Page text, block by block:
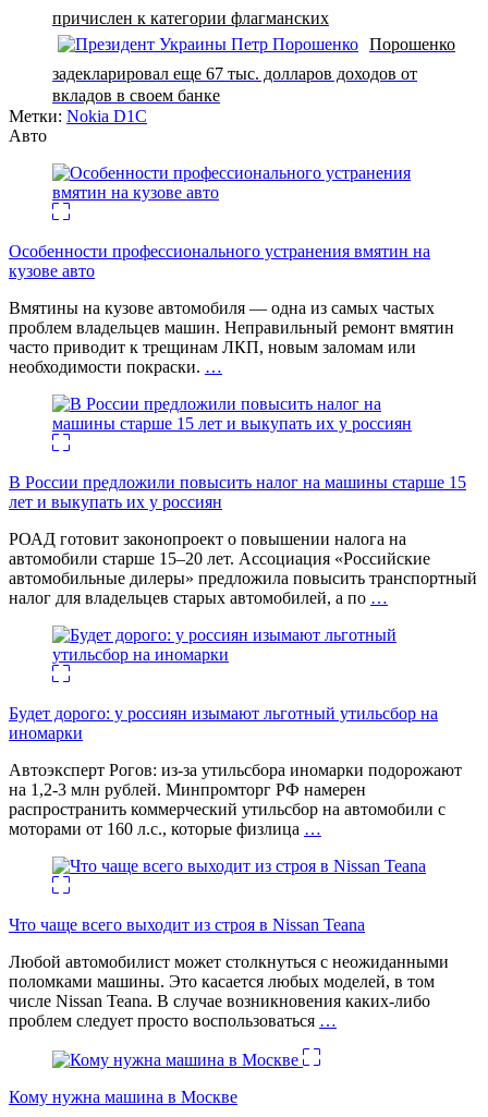
причислен к категории флагманских
Порошенко
задекларировал еще 67 тыс. долларов доходов от
вкладов в своем банке
Метки: Nokia D1C
Авто
Особенности профессионального устранения вмятин на
кузове авто
Вмятины на кузове автомобиля — одна из самых частых
проблем владельцев машин. Неправильный ремонт вмятин
часто приводит к трещинам ЛКП, новым заломам или
необходимости покраски. …
В России предложили повысить налог на машины старше 15
лет и выкупать их у россиян
РОАД готовит законопроект о повышении налога на
автомобили старше 15–20 лет. Ассоциация «Российские
автомобильные дилеры» предложила повысить транспортный
налог для владельцев старых автомобилей, а по …
Будет дорого: у россиян изымают льготный утильсбор на
иномарки
Автоэксперт Рогов: из-за утильсбора иномарки подорожают
на 1,2-3 млн рублей. Минпромторг РФ намерен
распространить коммерческий утильсбор на автомобили с
моторами от 160 л.с., которые физлица …
Что чаще всего выходит из строя в Nissan Teana
Любой автомобилист может столкнуться с неожиданными
поломками машины. Это касается любых моделей, в том
числе Nissan Teana. В случае возникновения каких-либо
проблем следует просто воспользоваться …
Кому нужна машина в Москве